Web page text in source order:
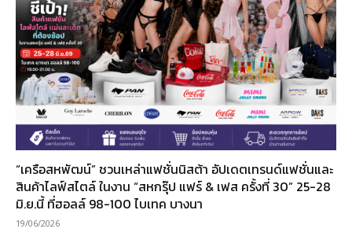
“เครือสหพัฒน์” ชวนเหล่าแฟชั่นนิสต้า อัปเดตเทรนด์แฟชั่นและ
สินค้าไลฟ์สไตล์ ในงาน “สหกรุ๊ป แฟร์ & เฟส ครั้งที่ 30” 25-28
มิ.ย.นี้ ที่ฮอลล์ 98-100 ไบเทค บางนา
19/06/2026